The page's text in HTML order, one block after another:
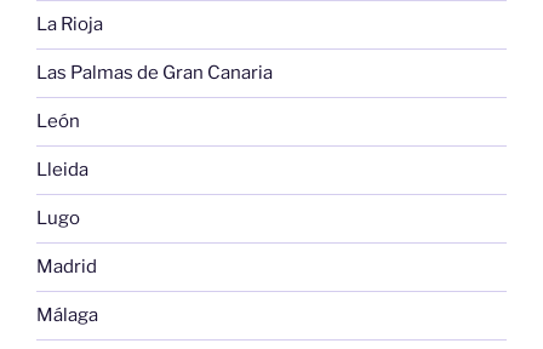
La Rioja
Las Palmas de Gran Canaria
León
Lleida
Lugo
Madrid
Málaga